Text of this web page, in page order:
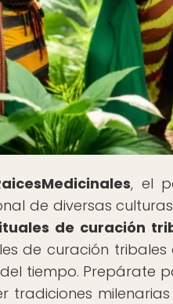
, el
de diversas
de curación
de curación
tiempo. Prepárate
tradiciones